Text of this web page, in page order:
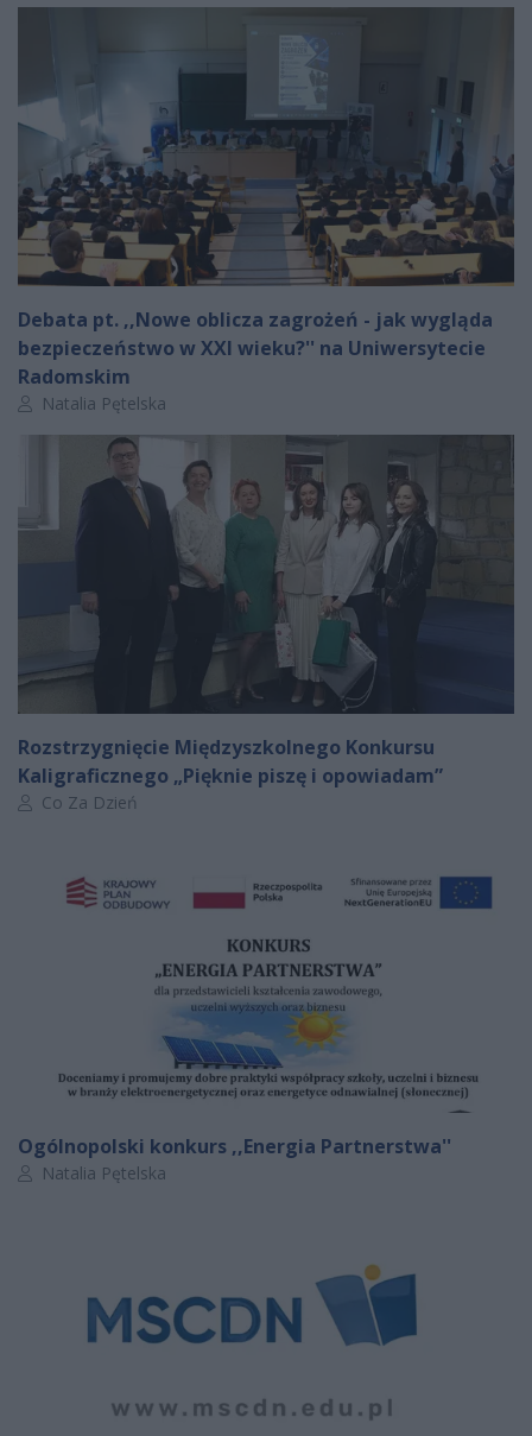
Debata pt. ,,Nowe oblicza zagrożeń - jak wygląda
bezpieczeństwo w XXI wieku?'' na Uniwersytecie
Radomskim
Autor artykułu:
Natalia Pętelska
Rozstrzygnięcie Międzyszkolnego Konkursu
Kaligraficznego „Pięknie piszę i opowiadam”
Autor artykułu:
Co Za Dzień
Ogólnopolski konkurs ,,Energia Partnerstwa''
Autor artykułu:
Natalia Pętelska